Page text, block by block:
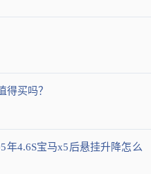
得买吗？
年4.6S宝马x5后悬挂升降怎么